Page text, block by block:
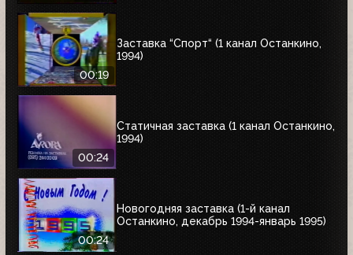
00:19
Заставка “Спорт“ (1 канал Останкино,
1994)
00:24
Статичная заставка (1 канал Останкино,
1994)
00:24
Новогодняя заставка (1-й канал
Останкино, декабрь 1994-январь 1995)